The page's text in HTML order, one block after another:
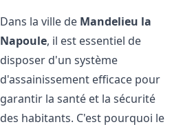
Dans la ville de Mandelieu la
Napoule, il est essentiel de
disposer d'un système
d'assainissement efficace pour
garantir la santé et la sécurité
des habitants. C'est pourquoi le